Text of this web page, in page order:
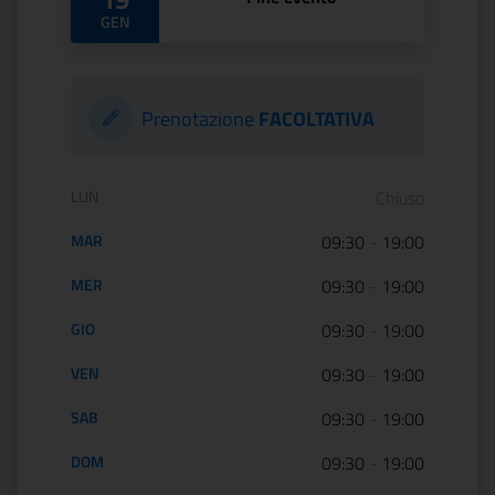
GEN
Prenotazione FACOLTATIVA
Orario di apertura:
LUN
MAR 09:30 19:00
MER 09:30 19:00
GIO 09:30 19:00
VEN 09:30 19:00
SAB 09:30 19:00
DOM 09:30 19:00